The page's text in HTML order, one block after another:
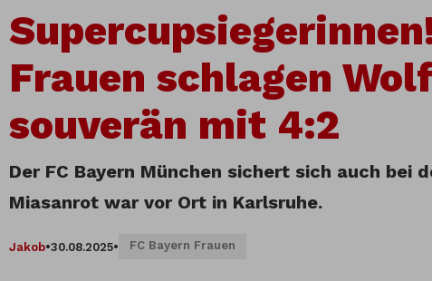
Frauen schlagen
souverän mit 4:2
Der FC Bayern München sichert sich auch bei
Miasanrot war vor Ort in Karlsruhe.
Jakob•30.08.2025• FC Bayern Frauen